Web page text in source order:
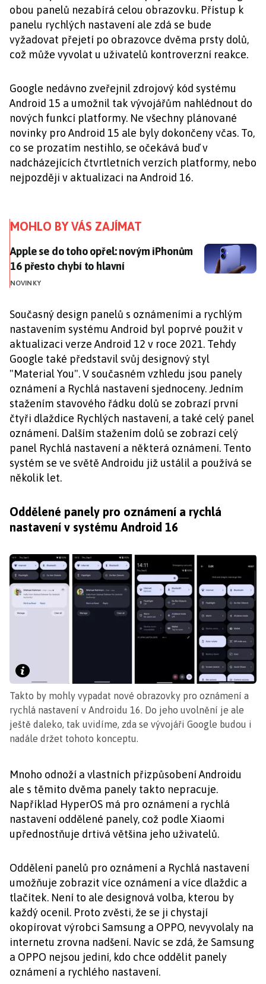
obou panelů nezabírá celou obrazovku. Přístup k
panelu rychlých nastavení ale zdá se bude
vyžadovat přejetí po obrazovce dvěma prsty dolů,
což může vyvolat u uživatelů kontroverzní reakce.
Google nedávno zveřejnil zdrojový kód systému
Android 15 a umožnil tak vývojářům nahlédnout do
nových funkcí platformy. Ne všechny plánované
novinky pro Android 15 ale byly dokončeny včas. To,
co se prozatím nestihlo, se očekává buď v
nadcházejících čtvrtletních verzích platformy, nebo
nejpozději v aktualizaci na Android 16.
MOHLO BY VÁS ZAJÍMAT
Apple se do toho opřel: novým iPhonům 16 přesto
Apple se do toho opřel: novým iPhonům
16 přesto chybí to hlavní
NOVINKY
Současný design panelů s oznámeními a rychlým
nastavením systému Android byl poprvé použit v
aktualizaci verze Android 12 v roce 2021. Tehdy
Google také představil svůj designový styl
"Material You". V současném vzhledu jsou panely
oznámení a Rychlá nastavení sjednoceny. Jedním
stažením stavového řádku dolů se zobrazí první
čtyři dlaždice Rychlých nastavení, a také celý panel
oznámení. Dalším stažením dolů se zobrazí celý
panel Rychlá nastavení a některá oznámení. Tento
systém se ve světě Androidu již ustálil a používá se
několik let.
Oddělené panely pro oznámení a rychlá
nastavení v systému Android 16
Takto by mohly vypadat nové obrazovky pro oznámení a
rychlá nastavení v Androidu 16. Do jeho uvolnění je ale
ještě daleko, tak uvidíme, zda se vývojáři Google budou i
nadále držet tohoto konceptu.
Mnoho odnoží a vlastních přizpůsobení Androidu
ale s těmito dvěma panely takto nepracuje.
Například HyperOS má pro oznámení a rychlá
nastavení oddělené panely, což podle Xiaomi
upřednostňuje drtivá většina jeho uživatelů.
Oddělení panelů pro oznámení a Rychlá nastavení
umožňuje zobrazit více oznámení a více dlaždic a
tlačítek. Není to ale designová volba, kterou by
každý ocenil. Proto zvěsti, že se ji chystají
okopírovat výrobci Samsung a OPPO, nevyvolaly na
internetu zrovna nadšení. Navíc se zdá, že Samsung
a OPPO nejsou jediní, kdo chce oddělit panely
oznámení a rychlého nastavení.